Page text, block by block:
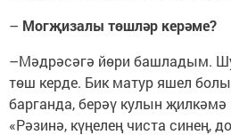
– Могҗизалы төшләр керәме?
–Мәдрәсәгә йөри башладым.
төш керде. Бик матур яшел
барганда, берәү кулын җилкәмә
«Рәзинә, күңелең чиста синең,